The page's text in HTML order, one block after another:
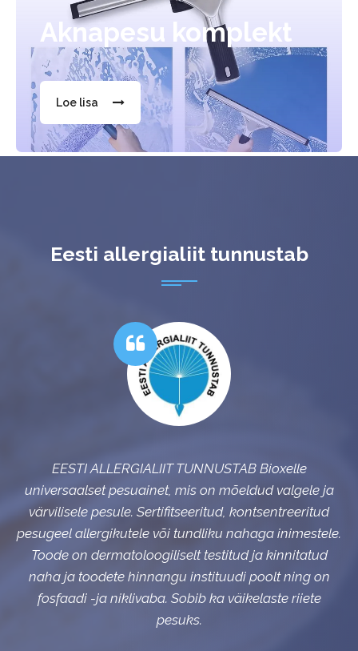
Aknapesu komplekt
Loe lisa
Eesti allergialiit tunnustab
EESTI ALLERGIALIIT TUNNUSTAB Bioxelle
universaalset pesuainet, mis on mõeldud valgele ja
värvilisele pesule. Sertifitseeritud, kontsentreeritud
pesugeel allergikutele või tundliku nahaga inimestele.
Toode on dermatoloogiliselt testitud ja kinnitatud
naha ja toodete hinnangu instituudi poolt ning on
fosfaadi -ja niklivaba. Sobib ka väikelaste riiete
pesuks.